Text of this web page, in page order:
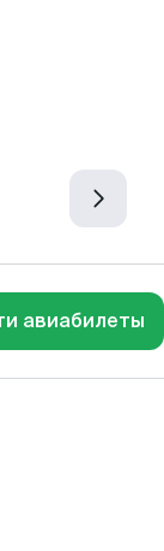
авиабилеты